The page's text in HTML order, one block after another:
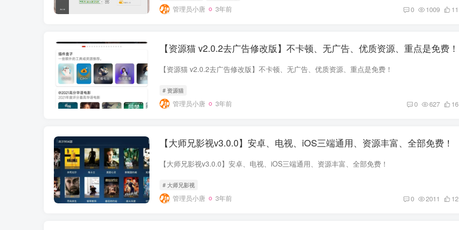
管理员小唐 3年前 0 1009 11
【资源猫 v2.0.2去广告修改版】不卡顿、无广告、优质资源、重点是免费！
【资源猫 v2.0.2去广告修改版】不卡顿、无广告、优质资源、重点是免费！
# 资源猫
管理员小唐 3年前 0 627 16
【大师兄影视v3.0.0】安卓、电视、iOS三端通用、资源丰富、全部免费！
【大师兄影视v3.0.0】安卓、电视、iOS三端通用、资源丰富、全部免费！
# 大师兄影视
管理员小唐 3年前 0 2011 12